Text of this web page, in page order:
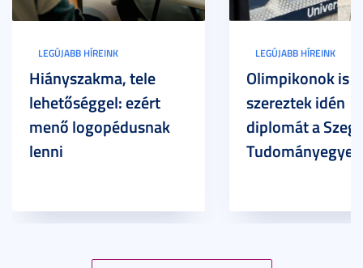
LEGÚJABB HÍREINK
Hiányszakma, tele
lehetőséggel: ezért
menő logopédusnak
lenni
LEGÚJABB HÍREINK
Olimpikonok is
szereztek idén
diplomát a